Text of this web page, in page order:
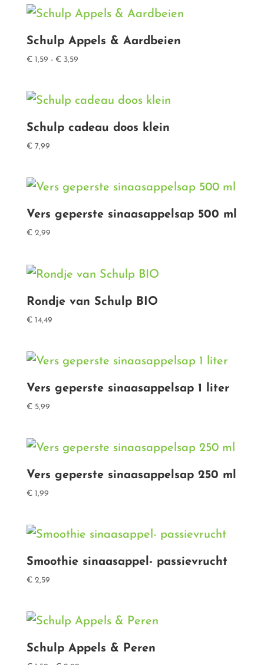
Schulp Appels & Aardbeien
€1,59 - €3,59Prijsklasse:
€ 3,59
Schulp cadeau doos klein
€7,99
Vers geperste sinaasappelsap 500 ml
€2,99
Rondje van Schulp BIO
€14,49
Vers geperste sinaasappelsap 1 liter
€5,99
Vers geperste sinaasappelsap 250 ml
€1,99
Smoothie sinaasappel- passievrucht
€2,59
Schulp Appels & Peren